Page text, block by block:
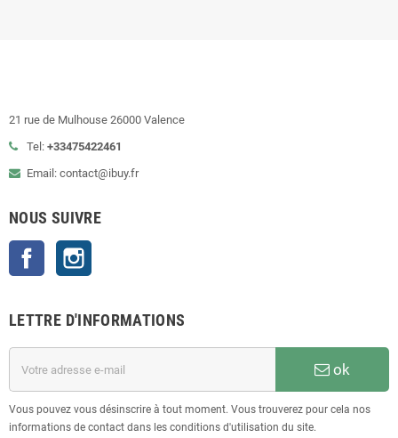
21 rue de Mulhouse 26000 Valence
Tel: +33475422461
Email: contact@ibuy.fr
NOUS SUIVRE
Facebook
LETTRE D'INFORMATIONS
ok
Vous pouvez vous désinscrire à tout moment. Vous trouverez pour cela nos
informations de contact dans les conditions d'utilisation du site.